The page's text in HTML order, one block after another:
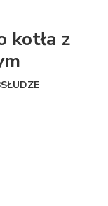
kotła z